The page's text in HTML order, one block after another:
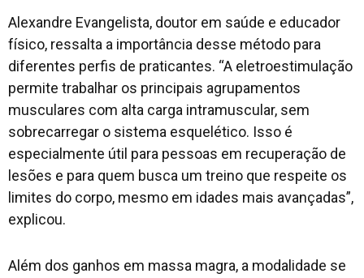
Alexandre Evangelista, doutor em saúde e educador
físico, ressalta a importância desse método para
diferentes perfis de praticantes. “A eletroestimulação
permite trabalhar os principais agrupamentos
musculares com alta carga intramuscular, sem
sobrecarregar o sistema esquelético. Isso é
especialmente útil para pessoas em recuperação de
lesões e para quem busca um treino que respeite os
limites do corpo, mesmo em idades mais avançadas”,
explicou.
Além dos ganhos em massa magra, a modalidade se